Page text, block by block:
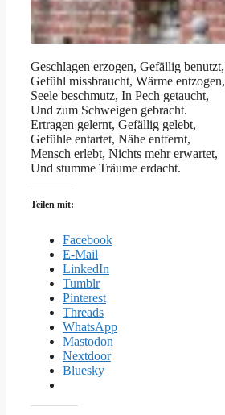
Geschlagen erzogen, Gefällig benutzt,
Gefühl missbraucht, Wärme entzogen,
Seele beschmutz, In Pech getaucht,
Und zum Schweigen gebracht.
Ertragen gelernt, Gefällig gelebt,
Gefühle entartet, Nähe entfernt,
Mensch erlebt, Nichts mehr erwartet,
Und stumme Träume erdacht.
Teilen mit:
Facebook
E-Mail
LinkedIn
Tumblr
Pinterest
Threads
WhatsApp
Mastodon
Nextdoor
Bluesky